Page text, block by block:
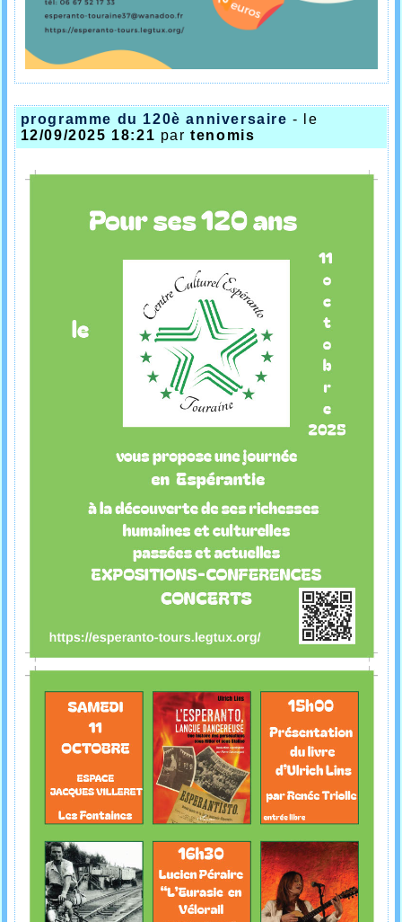
programme du 120è anniversaire - le
12/09/2025 18:21 partenomis